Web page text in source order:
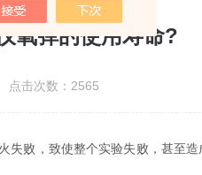
氧弹的使用寿命?
击次数：2565
败，致使整个实验失败，甚至